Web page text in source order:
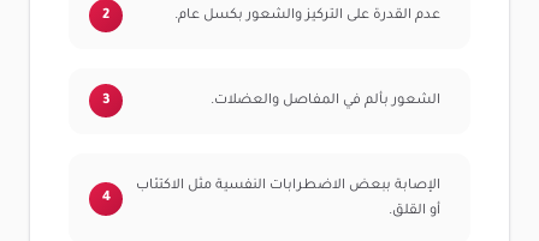
عدم القدرة على التركيز والشعور بكسل عام.
الشعور بألم في المفاصل والعضلات.
الإصابة ببعض الاضطرابات النفسية مثل الاكتئاب
أو القلق.